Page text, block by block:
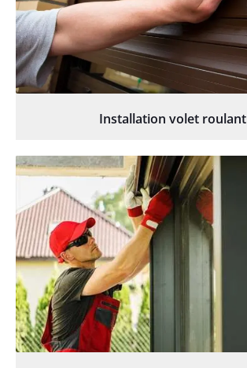
Installation volet roulant